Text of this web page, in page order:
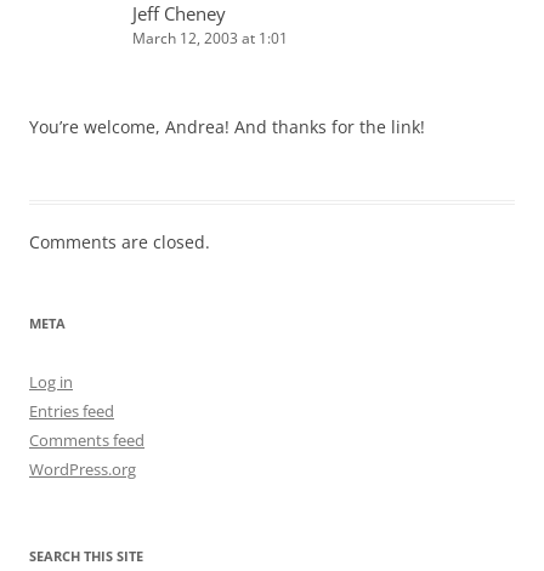
Jeff Cheney
March 12, 2003 at 1:01
You’re welcome, Andrea! And thanks for the link!
Comments are closed.
META
Log in
Entries feed
Comments feed
WordPress.org
SEARCH THIS SITE